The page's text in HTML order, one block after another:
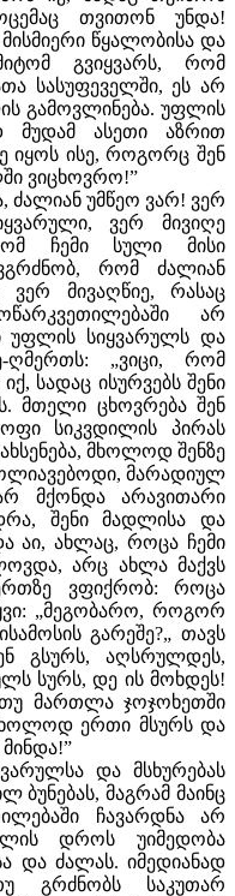
თვითონ უნდა!
წყალობისა და
გვიყვარს, რომ
სასუფეველში, ეს არ
გამოვლინება. უფლის
მუდამ ასეთი აზრით
იყოს ისე, როგორც შენ
ვიცხოვრო!”
უმწეო ვარ! ვერ
ვერ მივიღე
ჩემი სული მისი
რომ ძალიან
მივაღწიე, რასაც
არ
უფლის სიყვარულს და
ღმერთს: „ვიცი, რომ
სადაც ისურვებს შენი
მთელი ცხოვრება შენ
სიკვდილის პირას
მხოლოდ შენზე
მარადიულ
მქონდა არავითარი
შენი მადლისა და
აი, ახლაც, როცა ჩემი
არც ახლა მაქვს
ვფიქრობ: როცა
„მეგობარო, როგორ
გარეშე?„ თავს
გსურს, აღსრულდეს,
სურს, დე ის მოხდეს!
მართლა ჯოჯოხეთში
მხოლოდ ერთი მსურს და
და მსხურებას
ბუნებას, მაგრამ მაინც
ჩავარდნა არ
დროს უიმედობა
და ძალას. იმედიანად
გრძნობს საკუთარ